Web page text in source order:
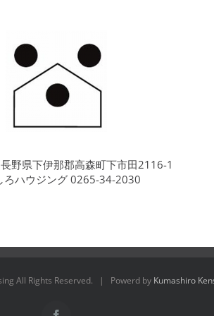
野県下伊那郡高森町下市田2116-1
ろハウジング 0265-34-2030
All Rights Reserved. | Powerd by Kumashiro